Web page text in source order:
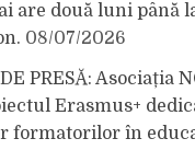
are două luni până
08/07/2026
PRESĂ: Asociația
Erasmus+
formatorilor în